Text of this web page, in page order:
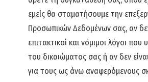
εμείς θα σταματήσουμε την
Προσωπικών Δεδομένων σας, αν
επιτακτικοί και νόμιμοι λόγοι που
του δικαιώματος σας ή αν δεν
για τους ως άνω αναφερόμενους